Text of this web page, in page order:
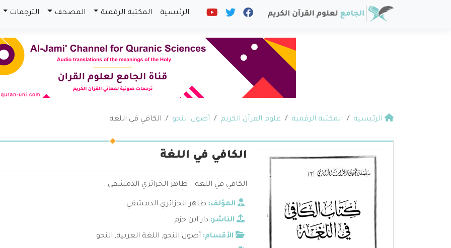
الرئيسية المكتبة الرقمية المصحف الترجمات
الرئيسية المكتبة الرقمية علوم القرآن الكريم أصول النحو الكافي في اللغة
الكافي في اللغة
الكافي في اللغة _ طاهر الجزائري الدمشقي .
المؤلف: طاهر الجزائري الدمشقي
الناشر: دار ابن حزم
الأقسام: أصول النحو, اللغة العربية, النحو